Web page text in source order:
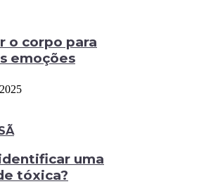
o corpo para
emoções
uma
tóxica?